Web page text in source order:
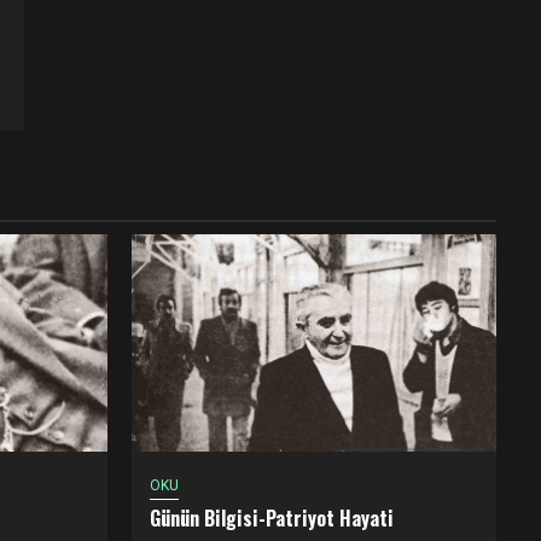
OKU
Günün Bilgisi-Patriyot Hayati